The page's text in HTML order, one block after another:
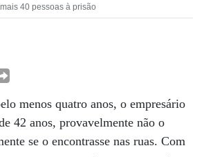
40 pessoas à prisão
menos quatro anos, o empresário
42 anos, provavelmente não o
se o encontrasse nas ruas. Com